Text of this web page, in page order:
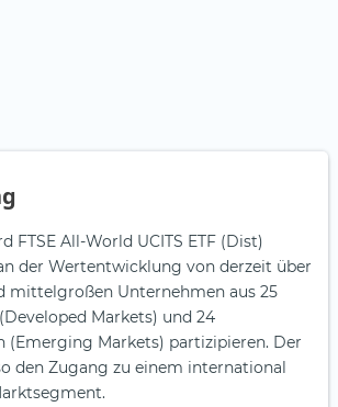
FTSE All-World UCITS ETF (Dist)
der Wertentwicklung von derzeit über
mittelgroßen Unternehmen aus 25
Markets) und 24
(Emerging Markets) partizipieren. Der
den Zugang zu einem international